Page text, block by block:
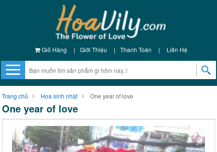
Giỏ Hàng | Giới Thiệu | Thanh Toán | Liên Hệ
Trang chủ Hoa sinh nhật One year of love
One year of love